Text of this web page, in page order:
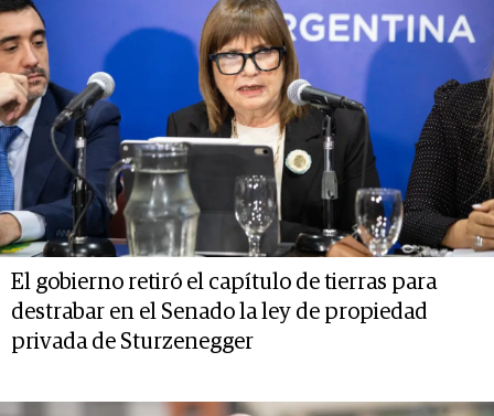
El gobierno retiró el capítulo de tierras para
destrabar en el Senado la ley de propiedad
privada de Sturzenegger